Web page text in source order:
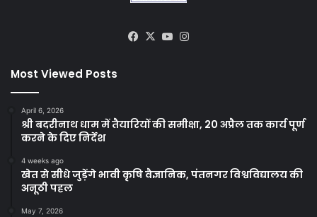
Facebook
X YouTube
Most Viewed Posts
April 6, 2026
श्री बदरीनाथ धाम में तैयारियों की समीक्षा, 20 अप्रैल तक कार्य पूर्ण
करने के दिए निर्देश
4 weeks ago
खेत से सीधे जुड़ेंगे भावी कृषि वैज्ञानिक, पंतनगर विश्वविद्यालय की
अनूठी पहल
May 7, 2026